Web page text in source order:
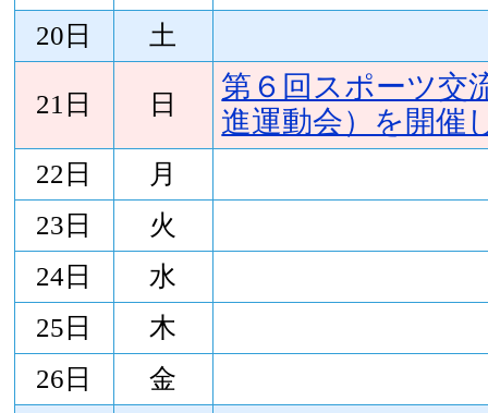
20日
土
21日 日
第６回スポーツ交
進運動会）を開催
22日
月
23日
火
24日
水
25日
木
26日
金